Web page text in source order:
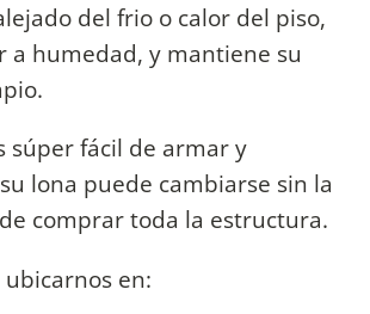
del frio o calor del piso,
a humedad, y mantiene su
súper fácil de armar y
lona puede cambiarse sin la
comprar toda la estructura.
en: